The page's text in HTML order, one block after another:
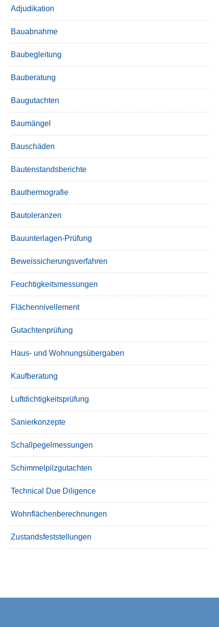
Adjudikation
Bauabnahme
Baubegleitung
Bauberatung
Baugutachten
Baumängel
Bauschäden
Bautenstandsberichte
Bauthermografie
Bautoleranzen
Bauunterlagen-Prüfung
Beweissicherungsverfahren
Feuchtigkeitsmessungen
Flächennivellement
Gutachtenprüfung
Haus- und Wohnungsübergaben
Kaufberatung
Luftdichtigkeitsprüfung
Sanierkonzepte
Schallpegelmessungen
Schimmelpilzgutachten
Technical Due Diligence
Wohnflächenberechnungen
Zustandsfeststellungen